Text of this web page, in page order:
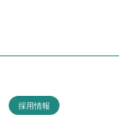
採用情報